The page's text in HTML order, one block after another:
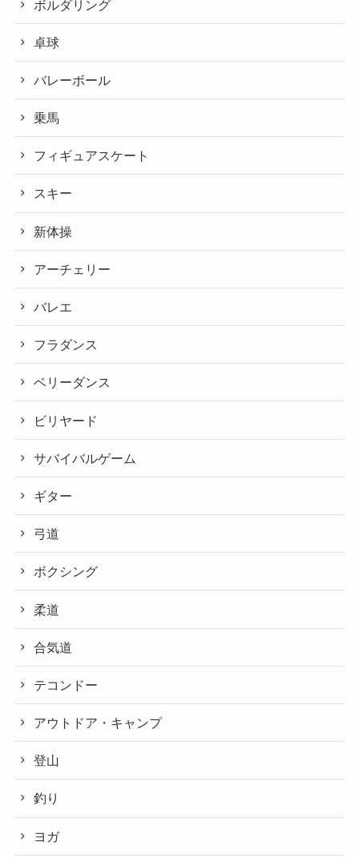
ボルダリング
卓球
バレーボール
乗馬
フィギュアスケート
スキー
新体操
アーチェリー
バレエ
フラダンス
ベリーダンス
ビリヤード
サバイバルゲーム
ギター
弓道
ボクシング
柔道
合気道
テコンドー
アウトドア・キャンプ
登山
釣り
ヨガ